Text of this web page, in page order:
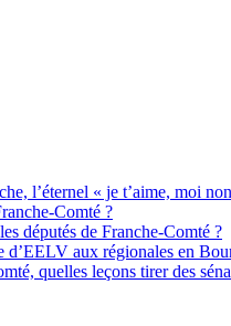
l’éternel « je t’aime, moi
Comté ?
députés de Franche-Comté ?
d’EELV aux régionales en
quelles leçons tirer des